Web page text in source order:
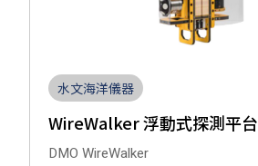
水文海洋儀器
WireWalker 浮動式探測平台
DMO WireWalker